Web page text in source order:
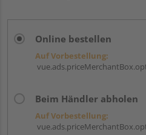
Online bestellen
Auf Vorbestellung:
Beim Händler abholen
Auf Vorbestellung: